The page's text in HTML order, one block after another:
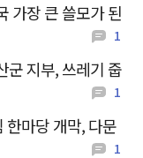
가장 큰 쓸모가 된
1
군 지부, 쓰레기 줍
1
한마당 개막, 다문
1